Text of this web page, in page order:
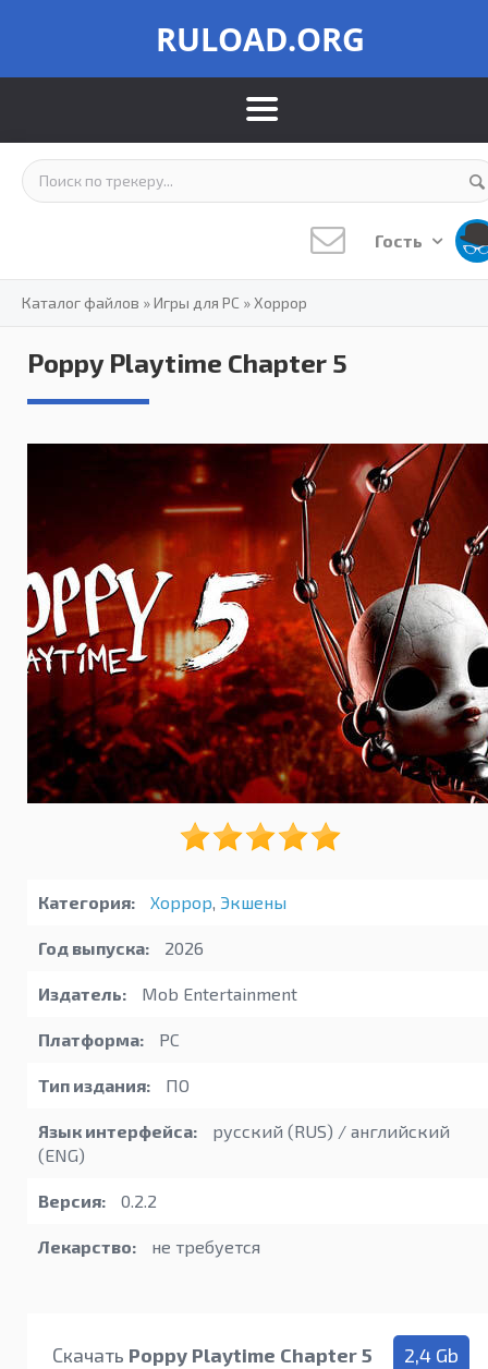
RULOAD.ORG
Гость
Каталог файлов »Игры для PC »Хоррор
Poppy Playtime Chapter 5
Категория: Хоррор, Экшены
Год выпуска: 2026
Издатель: Mob Entertainment
Платформа: PC
Тип издания: ПО
Язык интерфейса:
русский (RUS) / английский
(ENG)
Версия: 0.2.2
Лекарство: не требуется
Скачать Poppy Playtime Chapter 5 2,4 Gb